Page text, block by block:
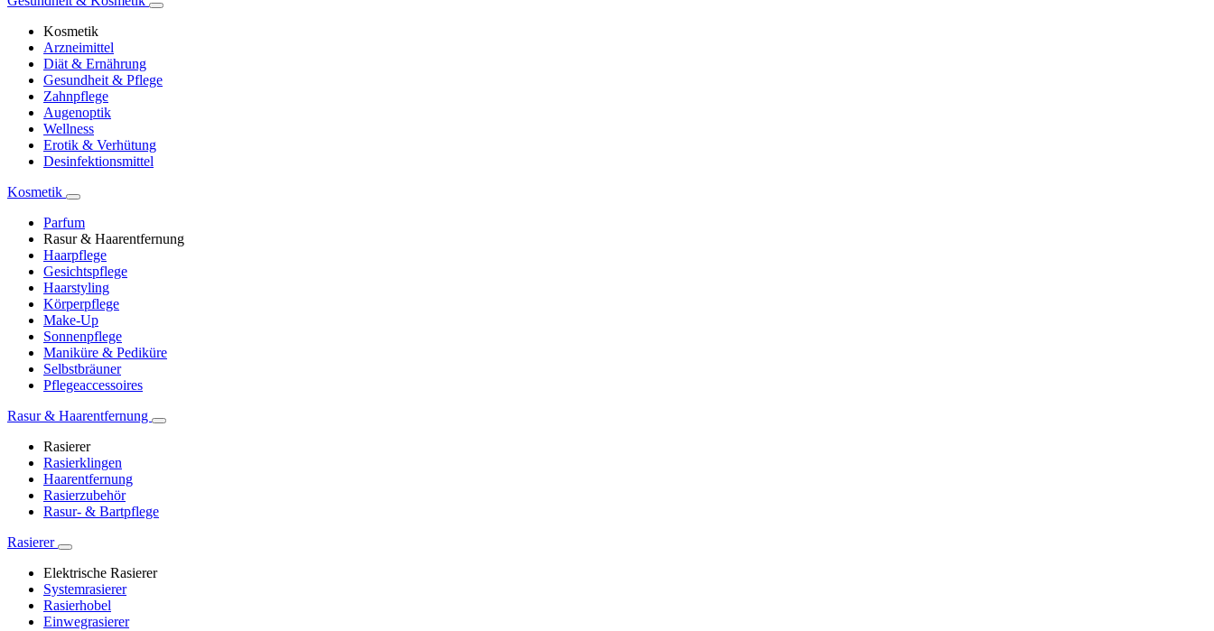
Kosmetik
Arzneimittel
Diät & Ernährung
Gesundheit & Pflege
Zahnpflege
Augenoptik
Wellness
Erotik & Verhütung
Desinfektionsmittel
Kosmetik
Parfum
Rasur & Haarentfernung
Haarpflege
Gesichtspflege
Haarstyling
Körperpflege
Make-Up
Sonnenpflege
Maniküre & Pediküre
Selbstbräuner
Pflegeaccessoires
Rasur & Haarentfernung
Rasierer
Rasierklingen
Haarentfernung
Rasierzubehör
Rasur- & Bartpflege
Rasierer
Elektrische Rasierer
Systemrasierer
Rasierhobel
Einwegrasierer